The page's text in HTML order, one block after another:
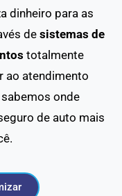
dinheiro para as
de sistemas de
totalmente
ao atendimento
onde
de auto mais